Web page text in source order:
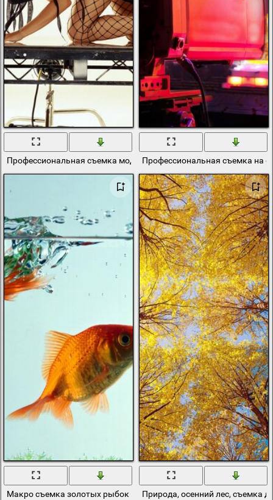
Профессиональная съемка модели в чёрном платье
Профессиональная съемка на
Макро съемка золотых рыбок Природа, осенний лес, съемка